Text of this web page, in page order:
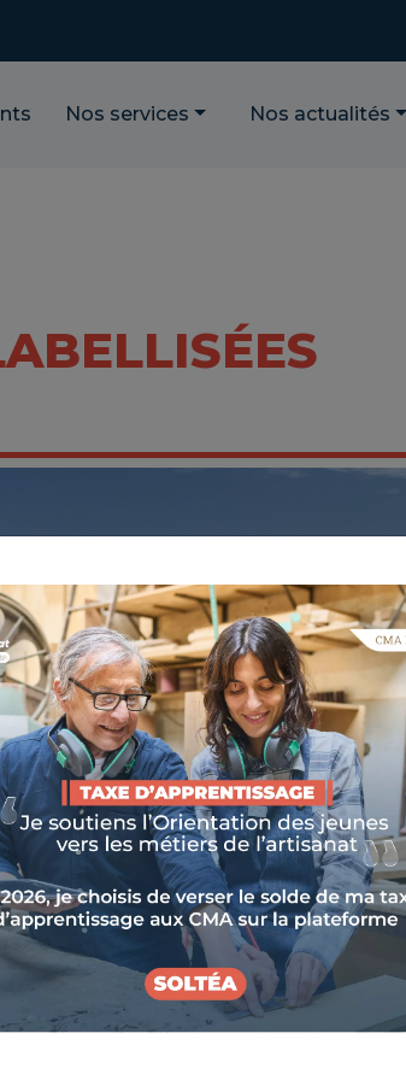
Nos services Nos actualités
locales, 32 entreprises